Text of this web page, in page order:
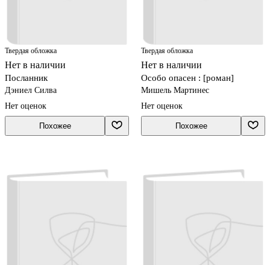
Твердая обложка
Нет в наличии
Посланник
Дэниел Силва
Нет оценок
Похожее
Твердая обложка
Нет в наличии
Особо опасен : [роман]
Мишель Мартинес
Нет оценок
Похожее